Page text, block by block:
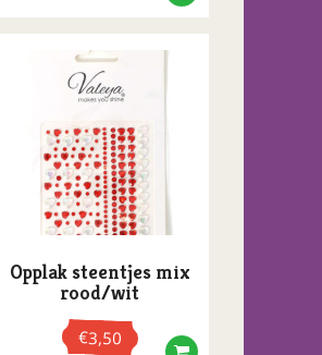
Opplak steentjes mix
rood/wit
€3,50